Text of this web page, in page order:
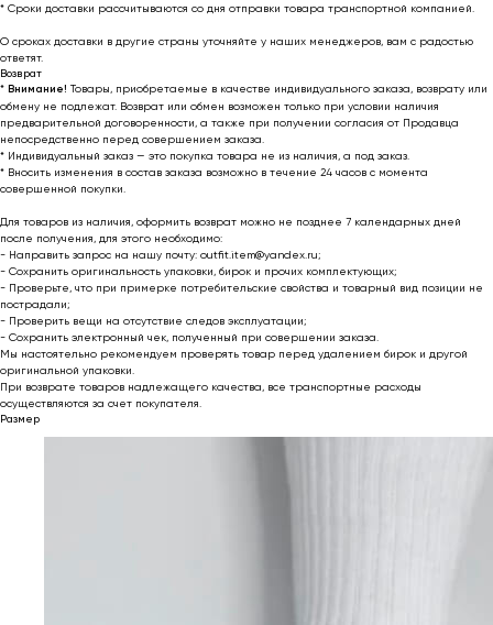
* Cроки доставки рассчитываются со дня отправки товара транспортной компанией.
О сроках доставки в другие страны уточняйте у наших менеджеров, вам с радостью
ответят.
Возврат
* Внимание! Товары, приобретаемые в качестве индивидуального заказа, возврату или
обмену не подлежат. Возврат или обмен возможен только при условии наличия
предварительной договоренности, а также при получении согласия от Продавца
непосредственно перед совершением заказа.
* Индивидуальный заказ — это покупка товара не из наличия, а под заказ.
* Вносить изменения в состав заказа возможно в течение 24 часов с момента
совершенной покупки.
Для товаров из наличия, оформить возврат можно не позднее 7 календарных дней
после получения, для этого необходимо:
- Направить запрос на нашу почту: outfit.item@yandex.ru;
- Сохранить оригинальность упаковки, бирок и прочих комплектующих;
- Проверьте, что при примерке потребительские свойства и товарный вид позиции не
пострадали;
- Проверить вещи на отсутствие следов эксплуатации;
- Сохранить электронный чек, полученный при совершении заказа.
Мы настоятельно рекомендуем проверять товар перед удалением бирок и другой
оригинальной упаковки.
При возврате товаров надлежащего качества, все транспортные расходы
осуществляются за счет покупателя.
Размер